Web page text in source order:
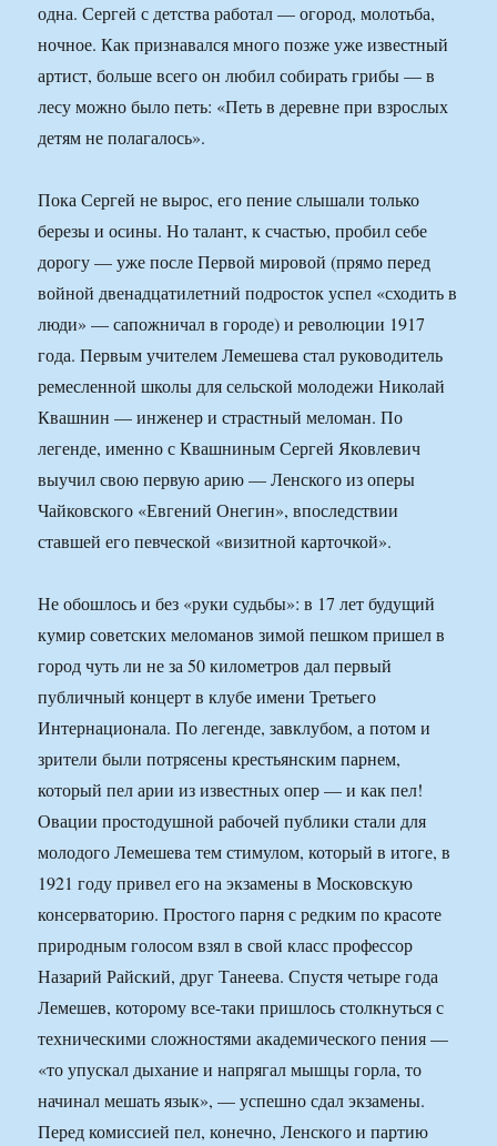
одна. Сергей с детства работал — огород, молотьба,
ночное. Как признавался много позже уже известный
артист, больше всего он любил собирать грибы — в
лесу можно было петь: «Петь в деревне при взрослых
детям не полагалось».
Пока Сергей не вырос, его пение слышали только
березы и осины. Но талант, к счастью, пробил себе
дорогу — уже после Первой мировой (прямо перед
войной двенадцатилетний подросток успел «сходить в
люди» — сапожничал в городе) и революции 1917
года. Первым учителем Лемешева стал руководитель
ремесленной школы для сельской молодежи Николай
Квашнин — инженер и страстный меломан. По
легенде, именно с Квашниным Сергей Яковлевич
выучил свою первую арию — Ленского из оперы
Чайковского «Евгений Онегин», впоследствии
ставшей его певческой «визитной карточкой».
Не обошлось и без «руки судьбы»: в 17 лет будущий
кумир советских меломанов зимой пешком пришел в
город чуть ли не за 50 километров дал первый
публичный концерт в клубе имени Третьего
Интернационала. По легенде, завклубом, а потом и
зрители были потрясены крестьянским парнем,
который пел арии из известных опер — и как пел!
Овации простодушной рабочей публики стали для
молодого Лемешева тем стимулом, который в итоге, в
1921 году привел его на экзамены в Московскую
консерваторию. Простого парня с редким по красоте
природным голосом взял в свой класс профессор
Назарий Райский, друг Танеева. Спустя четыре года
Лемешев, которому все-таки пришлось столкнуться с
техническими сложностями академического пения —
«то упускал дыхание и напрягал мышцы горла, то
начинал мешать язык», — успешно сдал экзамены.
Перед комиссией пел, конечно, Ленского и партию